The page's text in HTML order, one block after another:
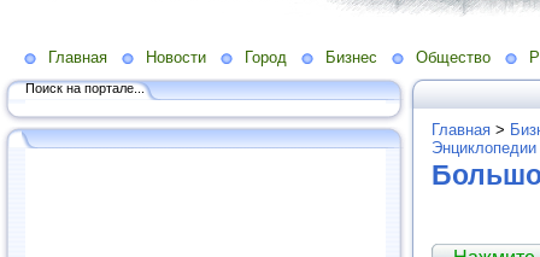
Главная Новости Город Бизнес Общество
Поиск на портале...
Главная >
Энциклопедии